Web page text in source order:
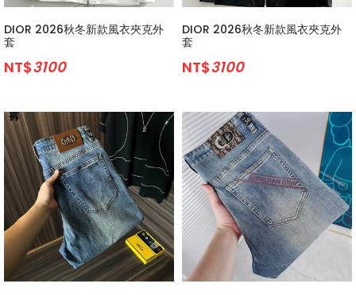
DIOR 2026秋冬新款風衣夾克外
套
NT$3100
DIOR 2026秋冬新款風衣夾克外
套
NT$3100